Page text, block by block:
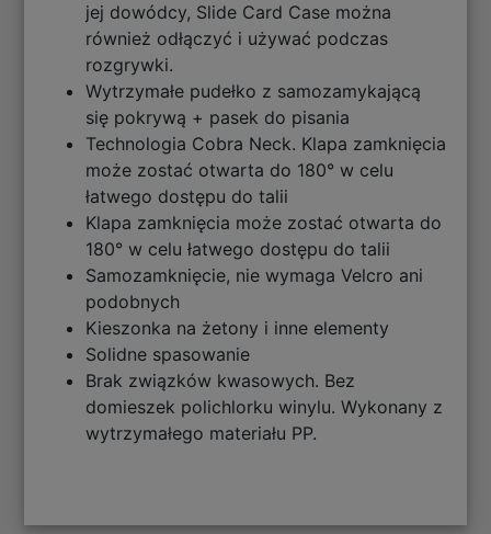
jej dowódcy, Slide Card Case można
również odłączyć i używać podczas
rozgrywki.
Wytrzymałe pudełko z samozamykającą
się pokrywą + pasek do pisania
Technologia Cobra Neck. Klapa zamknięcia
może zostać otwarta do 180° w celu
łatwego dostępu do talii
Klapa zamknięcia może zostać otwarta do
180° w celu łatwego dostępu do talii
Samozamknięcie, nie wymaga Velcro ani
podobnych
Kieszonka na żetony i inne elementy
Solidne spasowanie
Brak związków kwasowych. Bez
domieszek polichlorku winylu. Wykonany z
wytrzymałego materiału PP.